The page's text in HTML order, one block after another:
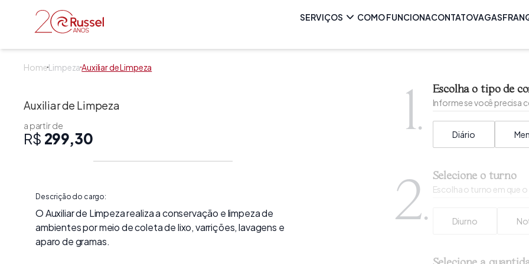
Russel Serviços SERVIÇOS COMO FUNCIONACONTATOVAGAS
HomeLimpezaAuxiliar de Limpeza
Auxiliar de Limpeza
a partir de
R$ 299,30
Descrição do cargo:
O Auxiliar de Limpeza realiza a conservação e limpeza de
ambientes por meio de coleta de lixo, varrições, lavagens e
aparo de gramas.
1. Escolha o tipo de
Informe se você precisa
Diário
2. Selecione o turno
Escolha o turno em que
Diurno